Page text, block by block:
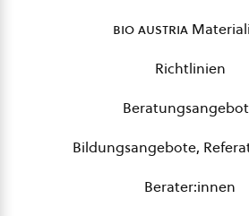
bio austria
Richtlinien
Bildungsangebote,
Berater:innen